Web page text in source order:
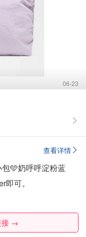
06-23
查看详情
🩵奶呼呼淀粉蓝
可。
接 →